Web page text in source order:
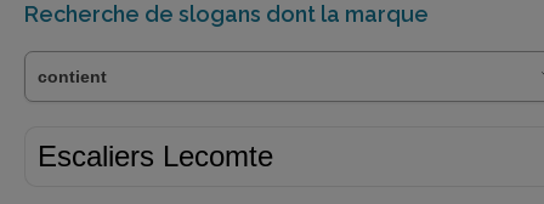
Recherche de slogans dont la marque